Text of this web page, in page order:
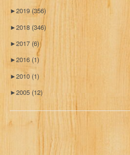
►2019 (356)
►2018 (346)
►2017 (6)
►2016 (1)
►2010 (1)
►2005 (12)